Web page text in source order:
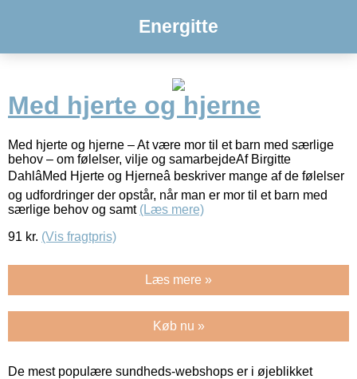
Energitte
Med hjerte og hjerne
Med hjerte og hjerne – At være mor til et barn med særlige
behov – om følelser, vilje og samarbejdeAf Birgitte
DahlâMed Hjerte og Hjerneâ beskriver mange af de følelser
og udfordringer der opstår, når man er mor til et barn med
særlige behov og samt (Læs mere)
91 kr. (Vis fragtpris)
Læs mere »
Køb nu »
De mest populære sundheds-webshops er i øjeblikket